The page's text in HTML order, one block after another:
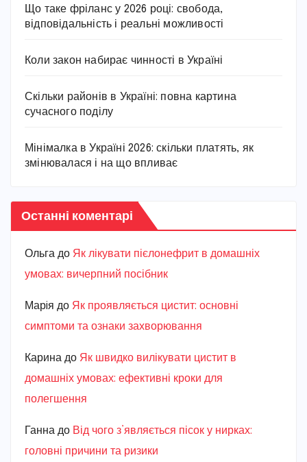
Що таке фріланс у 2026 році: свобода,
відповідальність і реальні можливості
Коли закон набирає чинності в Україні
Скільки районів в Україні: повна картина
сучасного поділу
Мінімалка в Україні 2026: скільки платять, як
змінювалася і на що впливає
Останні коментарі
Ольга до Як лікувати пієлонефрит в домашніх
умовах: вичерпний посібник
Марiя до Як проявляється цистит: основні
симптоми та ознаки захворювання
Карина до Як швидко вилікувати цистит в
домашніх умовах: ефективні кроки для
полегшення
Ганна до Від чого з’являється пісок у нирках:
головні причини та ризики